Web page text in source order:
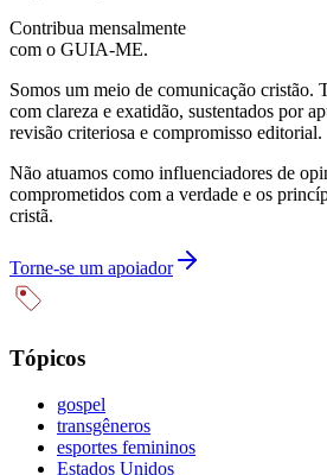
Contribua mensalmente
com o GUIA-ME.
Somos um meio de comunicação cristão.
com clareza e exatidão, sustentados por
revisão criteriosa e compromisso editorial.
Não atuamos como influenciadores de
comprometidos com a verdade e os
cristã.
Torne-se um apoiador
Tópicos
gospel
transgêneros
esportes femininos
Estados Unidos